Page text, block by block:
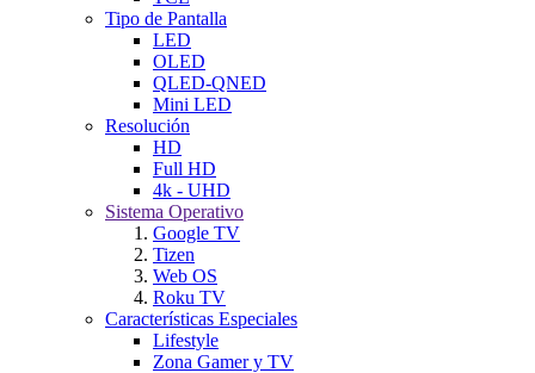
Tipo de Pantalla
LED
OLED
QLED-QNED
Mini LED
Resolución
HD
Full HD
4k - UHD
Sistema Operativo
Google TV
Tizen
Web OS
Roku TV
Características Especiales
Lifestyle
Zona Gamer y TV